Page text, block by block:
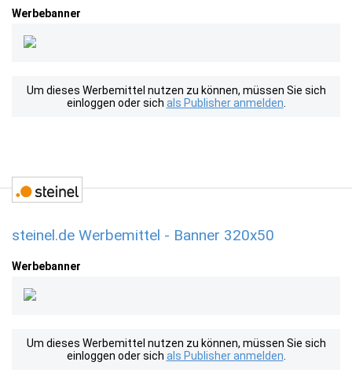
Werbebanner
Um dieses Werbemittel nutzen zu können, müssen Sie sich
einloggen oder sich als Publisher anmelden
steinel.de Werbemittel - Banner 320x50
Werbebanner
Um dieses Werbemittel nutzen zu können, müssen Sie sich
einloggen oder sich als Publisher anmelden